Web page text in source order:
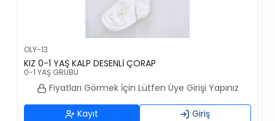
OLY-13
KIZ 0-1 YAŞ KALP DESENLİ ÇORAP
0-1 YAŞ GRUBU
Fiyatları Görmek İçin Lütfen Üye Girişi Yapınız
Kayıt Giriş